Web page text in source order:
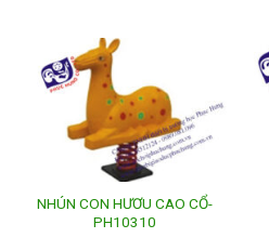
NHÚN CON HƯƠU CAO CỔ-
PH10310